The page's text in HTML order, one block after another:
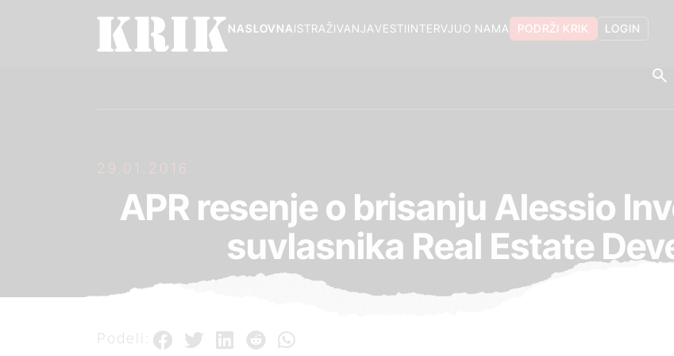
LOGIN
PODRŽI KRIK
O NAMA
INTERVJU
VESTI
ISTRAŽIVANJA
NASLOVNA
29.01.2016.
APR resenje o brisanju Alessio
suvlasnika Real Estate
Podeli: